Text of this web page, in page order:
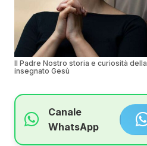
Il Padre Nostro storia e curiosità
insegnato Gesù
Canale
WhatsApp